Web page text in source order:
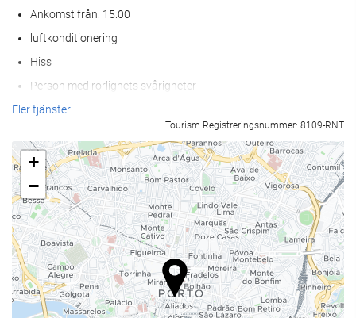
Ankomst från: 15:00
luftkonditionering
Hiss
Person med rörlighets svårigheter
Rökfria rum
Ljudisolerade rum
Husdjur ej tillåtna
Mat och dryck
Restaurang
À la carte-restaurang
Bar
Fler tjänster
Tourism Registreringsnummer: 8109-RNT
+
−